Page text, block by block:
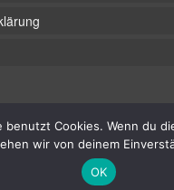
Laune seit 2005
benutzt Cookies. Wenn du
wir von deinem
OK